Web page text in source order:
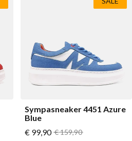
Sympasneaker 4451 Azure
Blue
Vanaf
€ 99,90 Normale prijs
€ 159,90